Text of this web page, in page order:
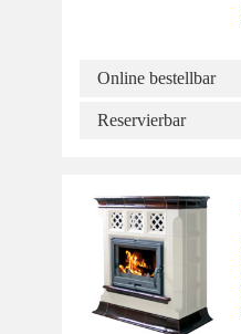
Online bestellbar
Reservierbar